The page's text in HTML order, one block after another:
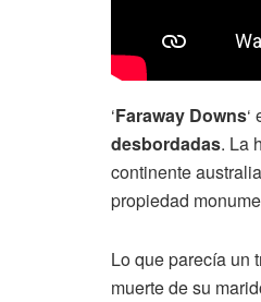
‘Faraway Downs
desbordadas. La
continente
propiedad
Lo que parecía un
muerte de su